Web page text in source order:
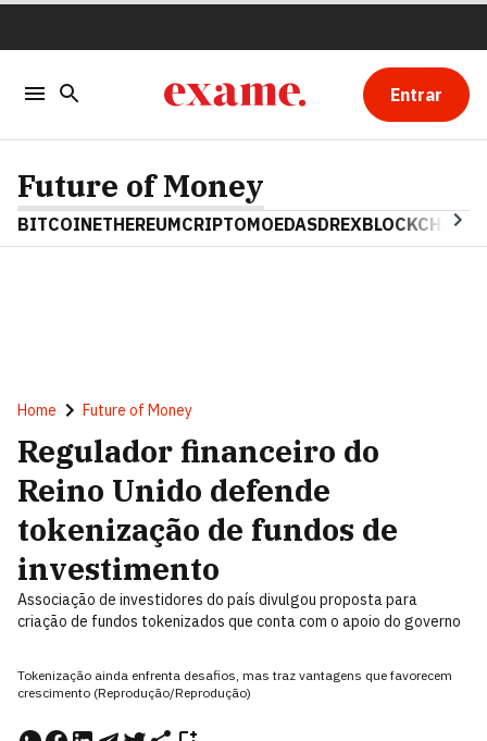
Entrar
Future of Money
BITCOINETHEREUMCRIPTOMOEDASDREXBLOCKCHAIN
Home Future of Money
Regulador financeiro do
Reino Unido defende
tokenização de fundos de
investimento
Associação de investidores do país divulgou proposta para
criação de fundos tokenizados que conta com o apoio do governo
Tokenização ainda enfrenta desafios, mas traz vantagens que favorecem
crescimento (Reprodução/Reprodução)